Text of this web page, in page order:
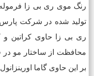
تولید شده در شرکت
ری بی زا حاوی کراتین
محافظت از ساختار مو در
بر این حاوی گاما